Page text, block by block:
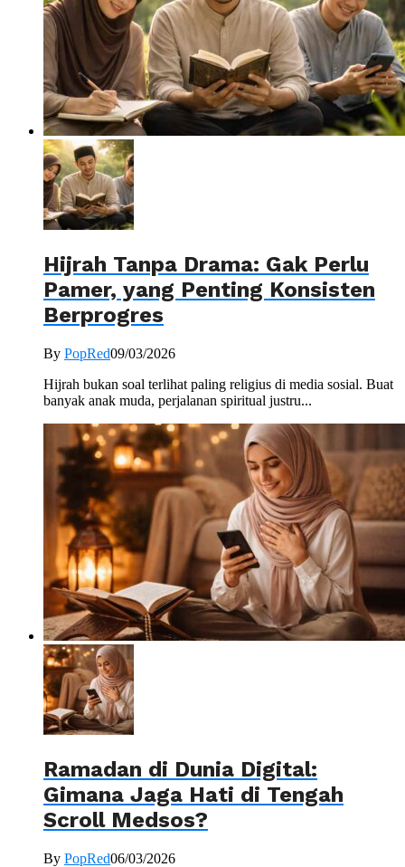
Hijrah Tanpa Drama: Gak Perlu
Pamer, yang Penting Konsisten
Berprogres
By PopRed09/03/2026
Hijrah bukan soal terlihat paling religius di media sosial. Buat
banyak anak muda, perjalanan spiritual justru...
Ramadan di Dunia Digital:
Gimana Jaga Hati di Tengah
Scroll Medsos?
By PopRed06/03/2026